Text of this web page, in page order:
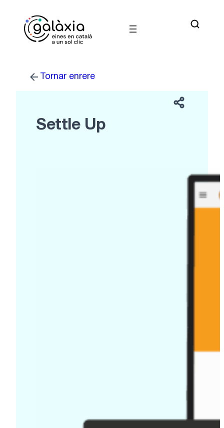
Tornar enrere
Settle Up